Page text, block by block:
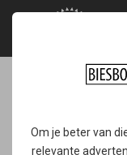
Om je beter van
relevante